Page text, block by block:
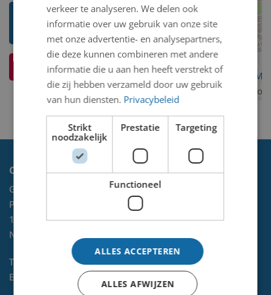
Toon mij meer werken van Arie
Schouten
Ik weet meer over dit kunstwerk
Contact
Gemeente Velsen
Postbus 465
1970 AL IJMUIDEN
NL
Telefoon:
0255-567 200
E-mail:
kunst@velsen.nl
verkeer te analyseren. We delen ook
informatie over uw gebruik van onze site
met onze advertentie- en analysepartners,
die deze kunnen combineren met andere
informatie die u aan hen heeft verstrekt of
die zij hebben verzameld door uw gebruik
van hun diensten. Privacybeleid
Strikt
noodzakelijk
Prestatie Targeting
Functioneel
ALLES ACCEPTEREN
ALLES AFWIJZEN